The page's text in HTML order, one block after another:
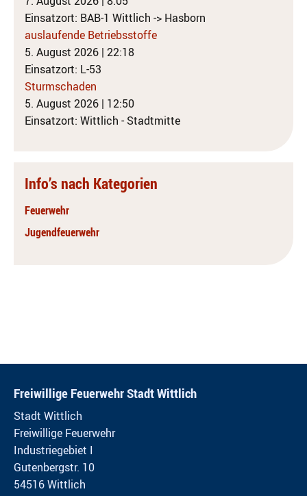
Einsatzort: BAB-1 Wittlich -> Hasborn
auslaufende Betriebsstoffe
5. August 2026 | 22:18
Einsatzort: L-53
Sturmschaden
5. August 2026 | 12:50
Einsatzort: Wittlich - Stadtmitte
Info’s nach Kategorien
Feuerwehr
Jugendfeuerwehr
Freiwillige Feuerwehr Stadt Wittlich
Stadt Wittlich
Freiwillige Feuerwehr
Industriegebiet I
Gutenbergstr. 10
54516 Wittlich